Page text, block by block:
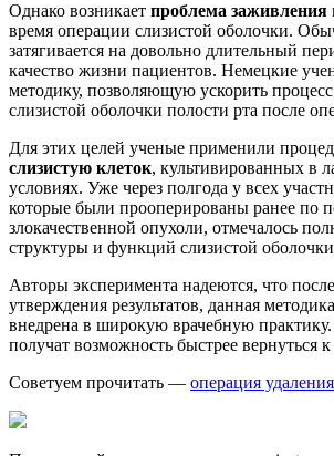
Однако возникает проблема заживления
время операции слизистой оболочки.
затягивается на довольно длительный
качество жизни пациентов. Немецкие
методику, позволяющую ускорить
слизистой оболочки полости рта после
Для этих целей ученые применили
слизистую клеток, культивированных в
условиях. Уже через полгода у всех
которые были прооперированы ранее по
злокачественной опухоли, отмечалось
структуры и функций слизистой
Авторы эксперимента надеются, что
утверждения результатов, данная
внедрена в широкую врачебную
получат возможность быстрее вернуться
Советуем прочитать — операция